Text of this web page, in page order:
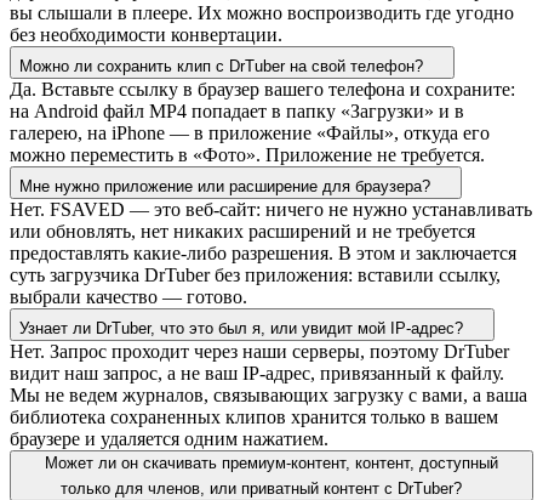
вы слышали в плеере. Их можно воспроизводить где угодно
без необходимости конвертации.
Можно ли сохранить клип с DrTuber на свой телефон?
Да. Вставьте ссылку в браузер вашего телефона и сохраните:
на Android файл MP4 попадает в папку «Загрузки» и в
галерею, на iPhone — в приложение «Файлы», откуда его
можно переместить в «Фото». Приложение не требуется.
Мне нужно приложение или расширение для браузера?
Нет. FSAVED — это веб-сайт: ничего не нужно устанавливать
или обновлять, нет никаких расширений и не требуется
предоставлять какие-либо разрешения. В этом и заключается
суть загрузчика DrTuber без приложения: вставили ссылку,
выбрали качество — готово.
Узнает ли DrTuber, что это был я, или увидит мой IP-адрес?
Нет. Запрос проходит через наши серверы, поэтому DrTuber
видит наш запрос, а не ваш IP-адрес, привязанный к файлу.
Мы не ведем журналов, связывающих загрузку с вами, а ваша
библиотека сохраненных клипов хранится только в вашем
браузере и удаляется одним нажатием.
Может ли он скачивать премиум-контент, контент, доступный
только для членов, или приватный контент с DrTuber?